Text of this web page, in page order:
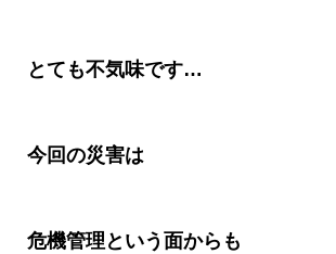
とても不気味です…
今回の災害は
危機管理という面からも